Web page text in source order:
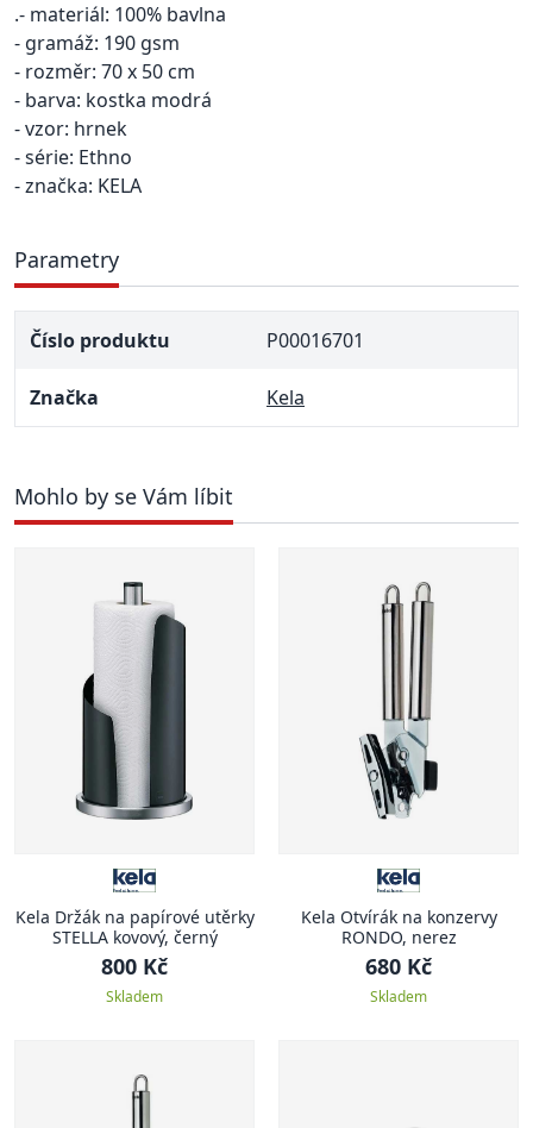
.- materiál: 100% bavlna
- gramáž: 190 gsm
- rozměr: 70 x 50 cm
- barva: kostka modrá
- vzor: hrnek
- série: Ethno
- značka: KELA
Parametry
Číslo produktu P00016701
Značka Kela
Mohlo by se Vám líbit
Kela Držák na papírové utěrky
STELLA kovový, černý
800 Kč
Skladem
Kela Otvírák na konzervy
RONDO, nerez
680 Kč
Skladem